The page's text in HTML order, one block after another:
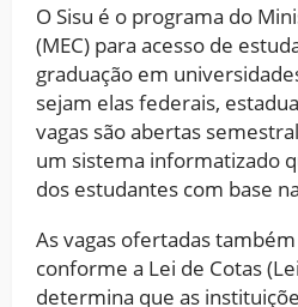
O Sisu é o programa do
(MEC) para acesso de
graduação em
sejam elas federais,
vagas são abertas
um sistema informatizado
dos estudantes com base
As vagas ofertadas
conforme a Lei de Cotas
determina que as